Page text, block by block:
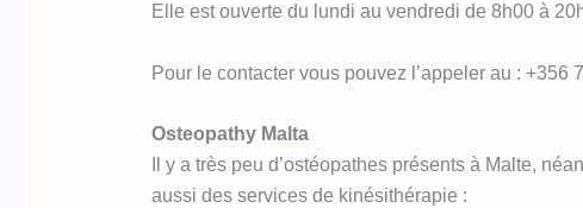
Elle est ouverte du lundi au vendredi de 8h00 à
Pour le contacter vous pouvez l’appeler au :
Osteopathy Malta
Il y a très peu d’ostéopathes présents à Malte,
aussi des services de kinésithérapie :